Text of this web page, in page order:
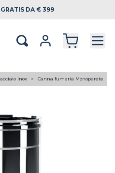
GRATIS DA € 399
Inox Canna fumaria Monoparete